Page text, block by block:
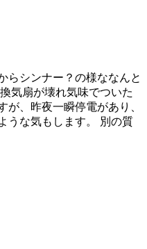
らシンナー？の様ななんと
気扇が壊れ気味でついた
が、昨夜一瞬停電があり、
うな気もします。 別の質